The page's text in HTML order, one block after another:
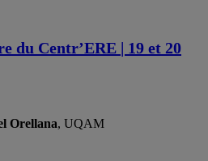
du Centr’ERE | 19 et 20
Orellana, UQAM